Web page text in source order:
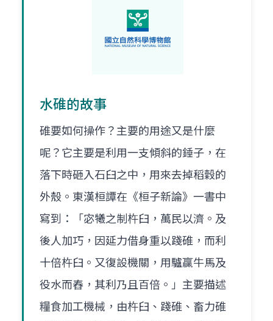
水碓的故事
碓要如何操作？主要的用途又是什麼
呢？它主要是利用一支傾斜的錘子，在
落下時砸入石臼之中，用來去掉稻穀的
外殼。東漢桓譚在《桓子新論》一書中
寫到：「宓犧之制杵臼，萬民以濟。及
後人加巧，因延力借身重以踐碓，而利
十倍杵臼。又復設機關，用驢贏牛馬及
役水而舂，其利乃且百倍。」主要描述
糧食加工機械，由杵臼、踐碓、畜力碓